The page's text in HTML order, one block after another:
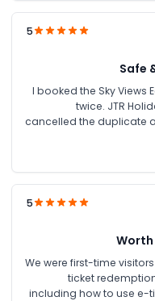
5
Safe
I booked the Sky Views
twice. JTR
cancelled the duplicate
5
Worth
We were first-time
ticket
including how to use e-